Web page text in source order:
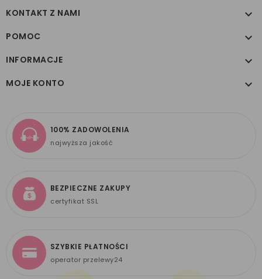
KONTAKT Z NAMI 
POMOC 
INFORMACJE 
MOJE KONTO 
100% ZADOWOLENIA
najwyższa jakość
BEZPIECZNE ZAKUPY
certyfikat SSL
SZYBKIE PŁATNOŚCI
operator przelewy24